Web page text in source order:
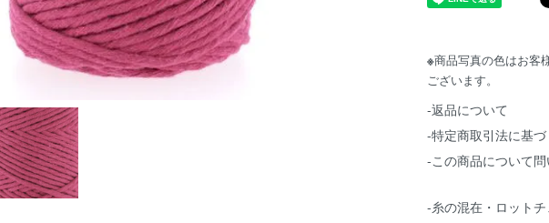
※商品写真の色はお客
ございます。
-返品について
-特定商取引法に基
-この商品について
-糸の混在・ロット